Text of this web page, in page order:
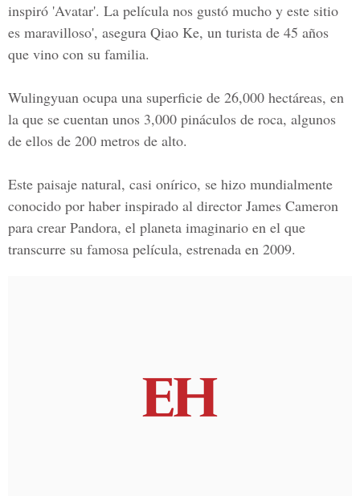
inspiró 'Avatar'. La película nos gustó mucho y este sitio
es maravilloso', asegura Qiao Ke, un turista de 45 años
que vino con su familia.
Wulingyuan ocupa una superficie de 26,000 hectáreas, en
la que se cuentan unos 3,000 pináculos de roca, algunos
de ellos de 200 metros de alto.
Este paisaje natural, casi onírico, se hizo mundialmente
conocido por haber inspirado al director James Cameron
para crear Pandora, el planeta imaginario en el que
transcurre su famosa película, estrenada en 2009.